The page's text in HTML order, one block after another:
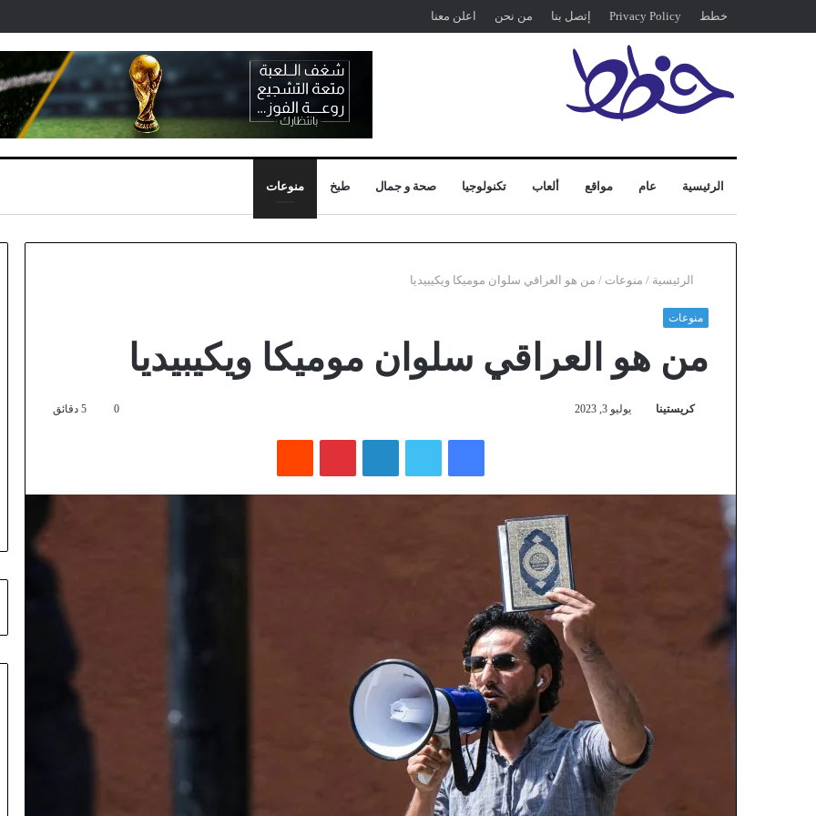
خطط Privacy Policy إتصل بنا من نحن اعلن معنا
الرئيسية عام مواقع ألعاب تكنولوجيا صحة و جمال طبخ منوعات
الرئيسية / منوعات / من هو العراقي سلوان موميكا ويكيبيديا
منوعات
من هو العراقي سلوان موميكا ويكيبيديا
كريستينا يوليو 3, 2023 0
فيسبوك لينكدإن بينتيريست